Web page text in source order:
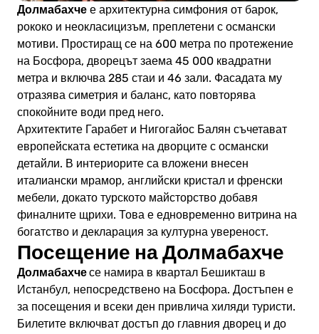
Долмабахче е архитектурна симфония от барок,
рококо и неокласицизъм, преплетени с османски
мотиви. Простиращ се на 600 метра по протежение
на Босфора, дворецът заема 45 000 квадратни
метра и включва 285 стаи и 46 зали. Фасадата му
отразява симетрия и баланс, като повторява
спокойните води пред него.
Архитектите Гарабет и Нигогайос Балян съчетават
европейската естетика на дворците с османски
детайли. В интериорите са вложени внесен
италиански мрамор, английски кристал и френски
мебели, докато турското майсторство добавя
финалните щрихи. Това е едновременно витрина на
богатство и декларация за културна увереност.
Посещение на Долмабахче
Долмабахчесе намира в квартал Бешикташ в
Истанбул, непосредствено на Босфора. Достъпен е
за посещения и всеки ден привлича хиляди туристи.
Билетите включват достъп до главния дворец и до